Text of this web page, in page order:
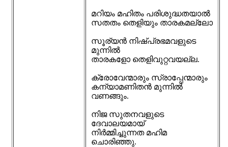
മറിയം മഹിതം പരിശുദ്ധതയാൽ
സതതം തെളിയും താരകമല്ലോ
സൂര്യൻ നിഷ്പ്രഭമവളുടെ
മുന്നിൽ
താരകളോ തെളിവുറ്റവയല്ല.
ക്രോവേന്മാരും സ്രാപ്പേന്മാരും
കന്യാമണിതൻ മുന്നിൽ
വണങ്ങും.
നിജ സുതനവളുടെ
ദേവാലയമായ്
നിർമ്മിച്ചുന്നത മഹിമ
ചൊരിഞ്ഞു.